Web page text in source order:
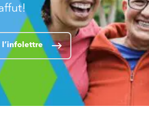
l’infolettre